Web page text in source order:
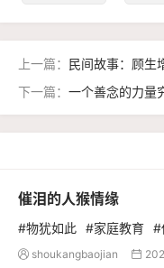
上一篇： 民间故事：顾生
下一篇： 一个善念的力量
催泪的人猴情缘
#物犹如此 #家庭教育 #
 shoukangbaojian 